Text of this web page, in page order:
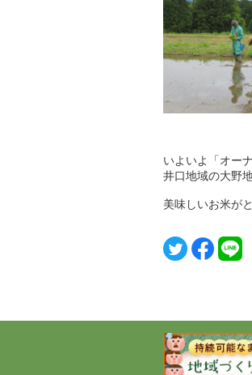
いよいよ「オー
井口地域の大野
美味しいお米が